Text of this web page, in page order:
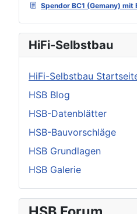
Spendor BC1 (Gemany)
HiFi-Selbstbau
HiFi-Selbstbau
HSB Blog
HSB-Datenblätter
HSB-Bauvorschläge
HSB Grundlagen
HSB Galerie